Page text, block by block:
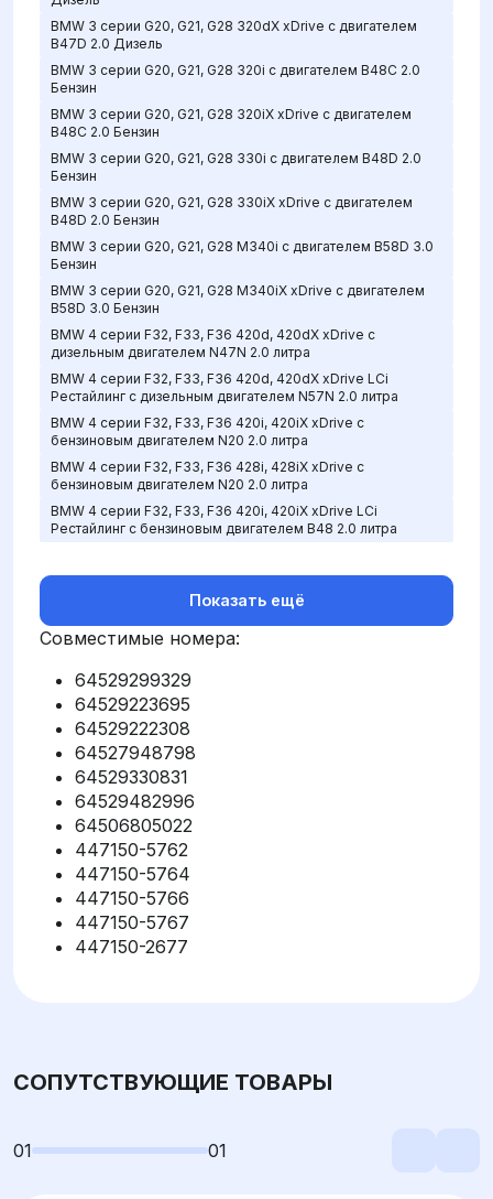
BMW 3 серии G20, G21, G28 320dX xDrive с двигателем
B47D 2.0 Дизель
BMW 3 серии G20, G21, G28 320i с двигателем B48C 2.0
Бензин
BMW 3 серии G20, G21, G28 320iX xDrive с двигателем
B48C 2.0 Бензин
BMW 3 серии G20, G21, G28 330i с двигателем B48D 2.0
Бензин
BMW 3 серии G20, G21, G28 330iX xDrive с двигателем
B48D 2.0 Бензин
BMW 3 серии G20, G21, G28 M340i с двигателем B58D 3.0
Бензин
BMW 3 серии G20, G21, G28 M340iX xDrive с двигателем
B58D 3.0 Бензин
BMW 4 серии F32, F33, F36 420d, 420dX xDrive с
дизельным двигателем N47N 2.0 литра
BMW 4 серии F32, F33, F36 420d, 420dX xDrive LCi
Рестайлинг с дизельным двигателем N57N 2.0 литра
BMW 4 серии F32, F33, F36 420i, 420iX xDrive с
бензиновым двигателем N20 2.0 литра
BMW 4 серии F32, F33, F36 428i, 428iX xDrive с
бензиновым двигателем N20 2.0 литра
BMW 4 серии F32, F33, F36 420i, 420iX xDrive LCi
Рестайлинг с бензиновым двигателем B48 2.0 литра
Показать ещё
Совместимые номера:
64529299329
64529223695
64529222308
64527948798
64529330831
64529482996
64506805022
447150-5762
447150-5764
447150-5766
447150-5767
447150-2677
СОПУТСТВУЮЩИЕ ТОВАРЫ
01 01